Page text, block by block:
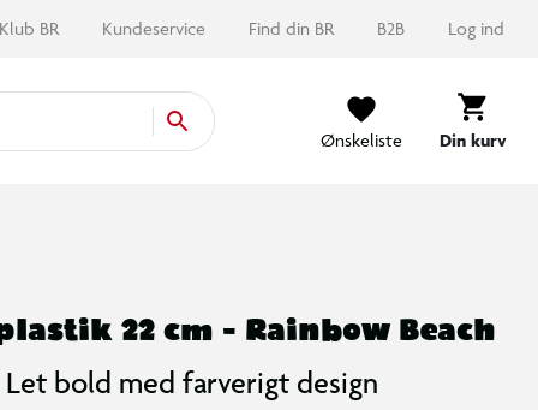
Klub BR Kundeservice Find din BR B2B Log ind
Ønskeliste Din kurv
22 cm - Rainbow Beach
Let bold med farverigt design